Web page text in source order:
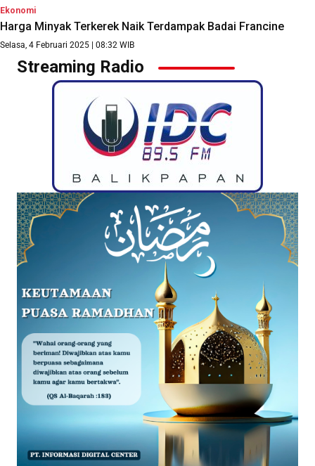
Ekonomi
Harga Minyak Terkerek Naik Terdampak Badai Francine
Selasa, 4 Februari 2025 | 08:32 WIB
Streaming Radio